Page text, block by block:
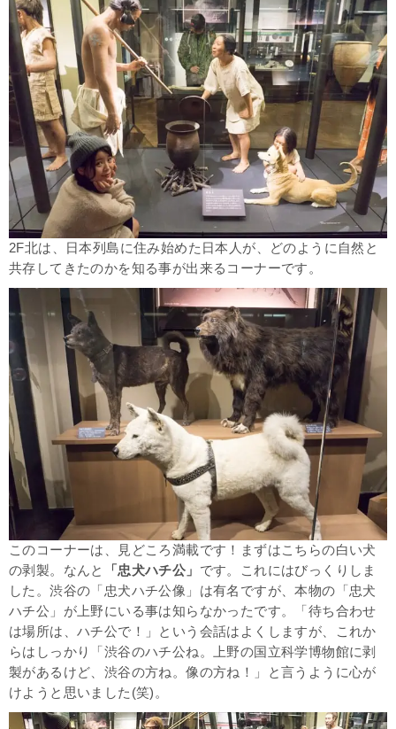
2F北は、日本列島に住み始めた日本人が、どのように自然と
共存してきたのかを知る事が出来るコーナーです。
このコーナーは、見どころ満載です！まずはこちらの白い犬
の剥製。なんと
「忠犬ハチ公」 です。これにはびっくりしま
した。渋谷の「忠犬ハチ公像」は有名ですが、本物の「忠犬
ハチ公」が上野にいる事は知らなかったです。「待ち合わせ
は場所は、ハチ公で！」という会話はよくしますが、これか
らはしっかり「渋谷のハチ公ね。上野の国立科学博物館に剥
製があるけど、渋谷の方ね。像の方ね！」と言うように心が
けようと思いました(笑)。